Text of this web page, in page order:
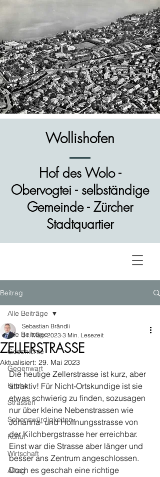
Wollishofen
Hof des Wolo -
Obervogtei - selbständige
Gemeinde - Zürcher
Stadtquartier
Beitrag
Alle Beiträge
Geschichte
Gegenwart
Kirche
Strassen
Sehenswürdigkeiten
Kultur
Wirtschaft
Alltag
Alle Beiträge
ZELLERSTRASSE
Sebastian Brändli
31. März 2023 3 Min. Lesezeit
Aktualisiert: 29. Mai 2023
Die heutige Zellerstrasse ist kurz, aber
attraktiv! Für Nicht-Ortskundige ist sie
etwas schwierig zu finden, sozusagen
nur über kleine Nebenstrassen wie
Johanna- und Hoffnungsstrasse von
der Kilchbergstrasse her erreichbar.
Einst war die Strasse aber länger und
besser ans Zentrum angeschlossen.
Doch es geschah eine richtige